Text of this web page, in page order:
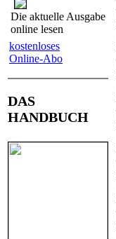
Die aktuelle Ausgabe
online lesen
kostenloses
Online-Abo
DAS
HANDBUCH